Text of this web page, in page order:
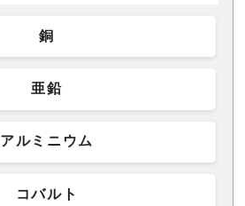
銅
亜鉛
アルミニウム
コバルト